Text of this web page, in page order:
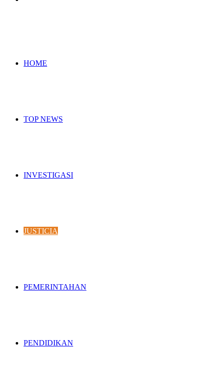
HOME
TOP NEWS
INVESTIGASI
JUSTICIA
PEMERINTAHAN
PENDIDIKAN